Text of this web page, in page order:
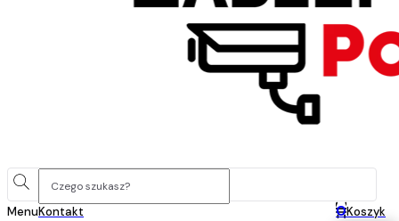
MenuKontakt 0Koszyk